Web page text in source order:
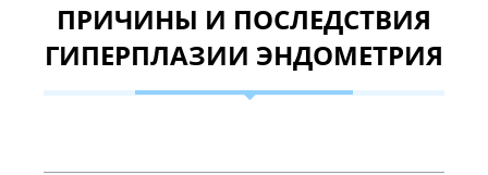
ПРИЧИНЫ И ПОСЛЕДСТВИЯ
ГИПЕРПЛАЗИИ ЭНДОМЕТРИЯ